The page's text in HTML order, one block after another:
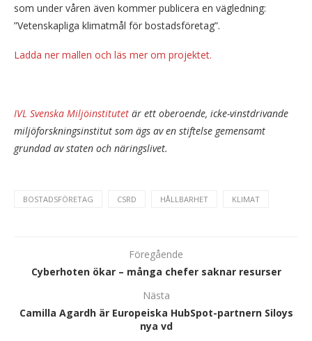
som under våren även kommer publicera en vägledning:
”Vetenskapliga klimatmål för bostadsföretag”.
Ladda ner mallen och läs mer om projektet.
IVL Svenska Miljöinstitutet är ett oberoende, icke-vinstdrivande
miljöforskningsinstitut som ägs av en stiftelse gemensamt
grundad av staten och näringslivet.
BOSTADSFÖRETAG CSRD HÅLLBARHET KLIMAT
Föregående
Cyberhoten ökar – många chefer saknar resurser
Nästa
Camilla Agardh är Europeiska HubSpot-partnern Siloys
nya vd